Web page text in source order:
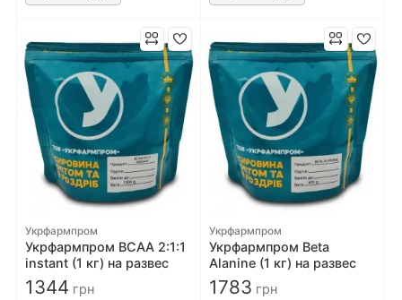
Укрфармпром
Укрфармпром BCAA 2:1:1
instant (1 кг) на развес
1344 грн
Укрфармпром
Укрфармпром Beta
Alanine (1 кг) на развес
1783 грн